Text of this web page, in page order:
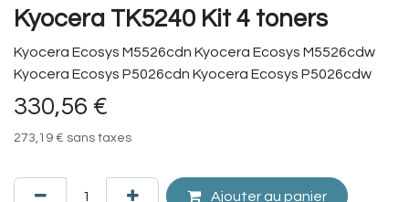
Kyocera TK5240 Kit 4 toners
Kyocera Ecosys M5526cdn Kyocera Ecosys M5526cdw
Kyocera Ecosys P5026cdn Kyocera Ecosys P5026cdw
330,56 €
273,19 € sans taxes
Ajouter au panier